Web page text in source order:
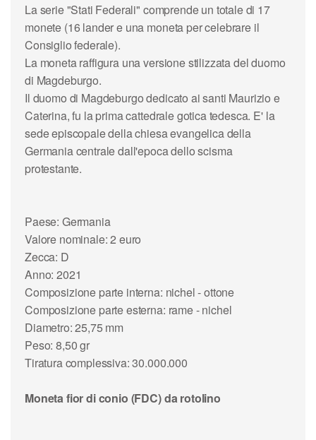
La serie "Stati Federali" comprende un totale di 17
monete (16 lander e una moneta per celebrare il
Consiglio federale).
La moneta raffigura una versione stilizzata del duomo
di Magdeburgo.
Il duomo di Magdeburgo dedicato ai santi Maurizio e
Caterina, fu la prima cattedrale gotica tedesca. E' la
sede episcopale della chiesa evangelica della
Germania centrale dall'epoca dello scisma
protestante.
Paese: Germania
Valore nominale: 2 euro
Zecca: D
Anno: 2021
Composizione parte interna: nichel - ottone
Composizione parte esterna: rame - nichel
Diametro: 25,75 mm
Peso: 8,50 gr
Tiratura complessiva: 30.000.000
Moneta fior di conio (FDC) da rotolino